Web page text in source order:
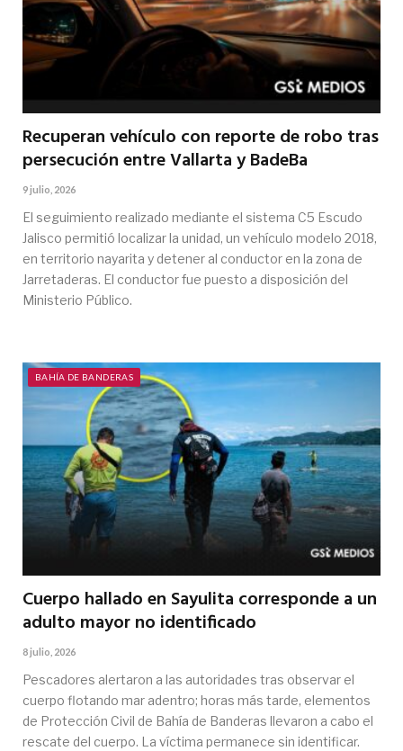
Recuperan vehículo con reporte de robo tras
persecución entre Vallarta y BadeBa
9 julio, 2026
El seguimiento realizado mediante el sistema C5 Escudo
Jalisco permitió localizar la unidad, un vehículo modelo 2018,
en territorio nayarita y detener al conductor en la zona de
Jarretaderas. El conductor fue puesto a disposición del
Ministerio Público.
BAHÍA DE BANDERAS
Cuerpo hallado en Sayulita corresponde a un
adulto mayor no identificado
8 julio, 2026
Pescadores alertaron a las autoridades tras observar el
cuerpo flotando mar adentro; horas más tarde, elementos
de Protección Civil de Bahía de Banderas llevaron a cabo el
rescate del cuerpo. La víctima permanece sin identificar.